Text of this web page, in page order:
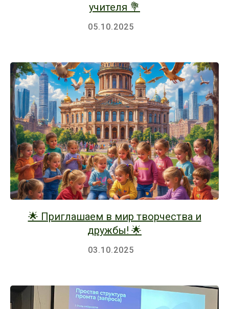
учителя 💐
05.10.2025
🌟 Приглашаем в мир творчества и
дружбы! 🌟
03.10.2025